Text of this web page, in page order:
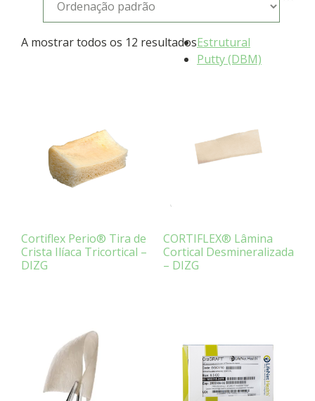
A mostrar todos os 12 resultadosEstrutural
Putty (DBM)
Cortiflex Perio® Tira de
Crista Ilíaca Tricortical –
DIZG
CORTIFLEX® Lâmina
Cortical Desmineralizada
– DIZG